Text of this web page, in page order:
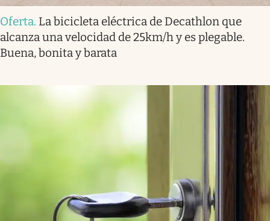
Oferta. La bicicleta eléctrica de Decathlon que
alcanza una velocidad de 25km/h y es plegable.
Buena, bonita y barata